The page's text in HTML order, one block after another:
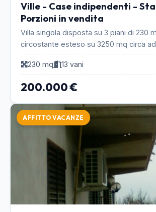
Ville - Case indipendenti -
Porzioni in vendita
Villa singola disposta su 3 piani di 230
circostante esteso su 3250 mq circa
giardino e coltivato ad uliveti, frutteti e
230 mq
13 vani
200.000 €
AFFITTO VACANZE